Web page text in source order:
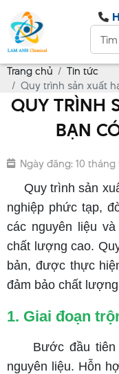
Trang chủ
Tin tức
Quy trình sản xuất
QUY TRÌNH
BẠN
Ngày đăng: 10
Quy trình sản
nghiệp phức tạp,
các nguyên liệu
chất lượng cao.
bản, được thực
đảm bảo chất
1. Giai đoạn
Bước đầu
nguyên liệu. Hỗn